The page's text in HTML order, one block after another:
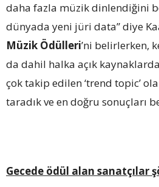
daha fazla müzik dinlendiğini
dünyada yeni jüri data” diye
Müzik Ödülleri’ni belirlerken,
da dahil halka açık
çok takip edilen ‘trend topic’
taradık ve en doğru sonuçları
Gecede ödül alan sanatçılar